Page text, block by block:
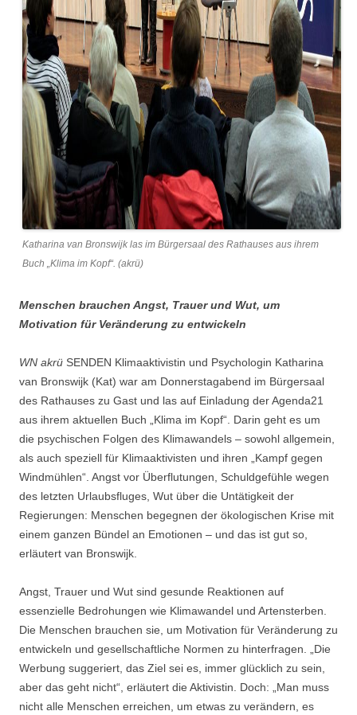
Katharina van Bronswijk las im Bürgersaal des Rathauses aus ihrem
Buch „Klima im Kopf“. (akrü)
Menschen brauchen Angst, Trauer und Wut, um
Motivation für Veränderung zu entwickeln
WN akrü SENDEN Klimaaktivistin und Psychologin Katharina
van Bronswijk (Kat) war am Donnerstagabend im Bürgersaal
des Rathauses zu Gast und las auf Einladung der Agenda21
aus ihrem aktuellen Buch „Klima im Kopf“. Darin geht es um
die psychischen Folgen des Klimawandels – sowohl allgemein,
als auch speziell für Klimaaktivisten und ihren „Kampf gegen
Windmühlen“. Angst vor Überflutungen, Schuldgefühle wegen
des letzten Urlaubsfluges, Wut über die Untätigkeit der
Regierungen: Menschen begegnen der ökologischen Krise mit
einem ganzen Bündel an Emotionen – und das ist gut so,
erläutert van Bronswijk.
Angst, Trauer und Wut sind gesunde Reaktionen auf
essenzielle Bedrohungen wie Klimawandel und Artensterben.
Die Menschen brauchen sie, um Motivation für Veränderung zu
entwickeln und gesellschaftliche Normen zu hinterfragen. „Die
Werbung suggeriert, das Ziel sei es, immer glücklich zu sein,
aber das geht nicht“, erläutert die Aktivistin. Doch: „Man muss
nicht alle Menschen erreichen, um etwas zu verändern, es